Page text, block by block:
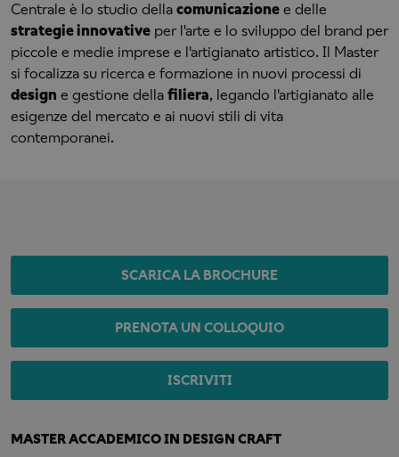
SCARICA LA BROCHURE
PRENOTA UN COLLOQUIO
ISCRIVITI
MASTER ACCADEMICO IN DESIGN CRAFT
Centrale è lo studio della comunicazione e delle
strategie innovative per l'arte e lo sviluppo del brand per
piccole e medie imprese e l'artigianato artistico. Il Master
si focalizza su ricerca e formazione in nuovi processi di
design e gestione della filiera, legando l'artigianato alle
esigenze del mercato e ai nuovi stili di vita
contemporanei.